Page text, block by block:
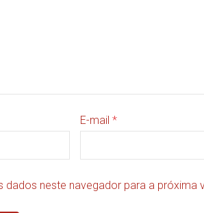
E-mail*
dados neste navegador para a próxima